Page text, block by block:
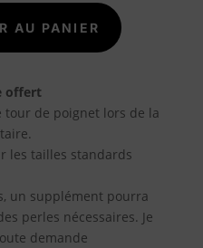
AU PANIER
offert
de poignet lors de la
les tailles standards
un supplément pourra
perles nécessaires. Je
demande